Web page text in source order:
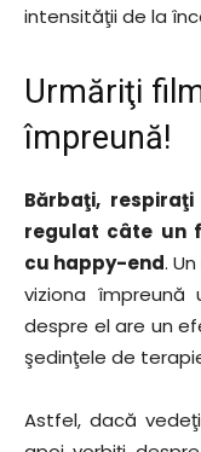
intensităţii de la
Urmăriţi
împreună!
Bărbaţi,
regulat câte un
cu happy-end.
viziona
despre el are un
şedinţele de
Astfel, dacă vedeţi